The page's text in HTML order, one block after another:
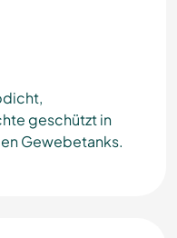
geschützt in
Gewebetanks.